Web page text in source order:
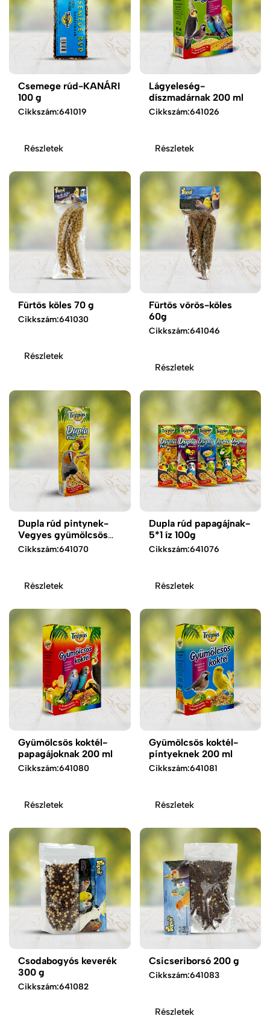
Csemege rúd-KANÁRI
100 g
Cikkszám:641019
Részletek
Lágyeleség-
díszmadárnak 200 ml
Cikkszám:641026
Részletek
Fürtös köles 70 g
Cikkszám:641030
Részletek
Fürtös vörös-köles
60g
Cikkszám:641046
Részletek
Dupla rúd pintynek-
Vegyes gyümölcsös
100 g
Cikkszám:641070
Részletek
Dupla rúd papagájnak-
5*1 íz 100g
Cikkszám:641076
Részletek
Gyümölcsös koktél-
papagájoknak 200 ml
Cikkszám:641080
Részletek
Gyümölcsös koktél-
pintyeknek 200 ml
Cikkszám:641081
Részletek
Csodabogyós keverék
300 g
Cikkszám:641082
Csicseriborsó 200 g
Cikkszám:641083
Részletek